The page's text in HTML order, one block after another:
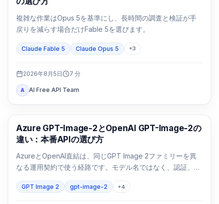
複雑な作業はOpus 5を基準にし、長時間の調査と検証が手
戻りを減らす場合だけFable 5を選びます。
Claude Fable 5 Claude Opus 5 +3
2026年8月5日 7 分
A AI Free API Team
AI画像生成
Azure GPT-Image-2とOpenAI GPT-Image-2の
違い：本番APIの選び方
AzureとOpenAI直結は、同じGPT Image 2ファミリーを異
なる運用契約で使う経路です。モデル名ではなく、認証、リ
ージョン、請求、クォータ、形式、サポートで選びます。
GPT Image 2 gpt-image-2 +4